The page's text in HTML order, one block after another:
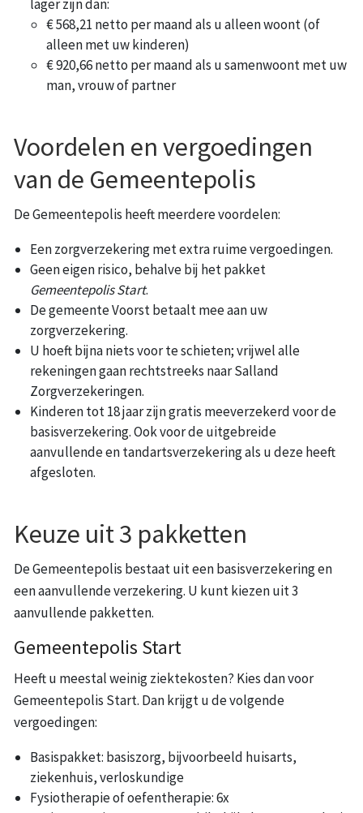
lager zijn dan:
€ 568,21 netto per maand als u alleen woont (of
alleen met uw kinderen)
€ 920,66 netto per maand als u samenwoont met uw
man, vrouw of partner
Voordelen en vergoedingen
van de Gemeentepolis
De Gemeentepolis heeft meerdere voordelen:
Een zorgverzekering met extra ruime vergoedingen.
Geen eigen risico, behalve bij het pakket
Gemeentepolis Start.
De gemeente Voorst betaalt mee aan uw
zorgverzekering.
U hoeft bijna niets voor te schieten; vrijwel alle
rekeningen gaan rechtstreeks naar Salland
Zorgverzekeringen.
Kinderen tot 18 jaar zijn gratis meeverzekerd voor de
basisverzekering. Ook voor de uitgebreide
aanvullende en tandartsverzekering als u deze heeft
afgesloten.
Keuze uit 3 pakketten
De Gemeentepolis bestaat uit een basisverzekering en
een aanvullende verzekering. U kunt kiezen uit 3
aanvullende pakketten.
Gemeentepolis Start
Heeft u meestal weinig ziektekosten? Kies dan voor
Gemeentepolis Start. Dan krijgt u de volgende
vergoedingen:
Basispakket: basiszorg, bijvoorbeeld huisarts,
ziekenhuis, verloskundige
Fysiotherapie of oefentherapie: 6x